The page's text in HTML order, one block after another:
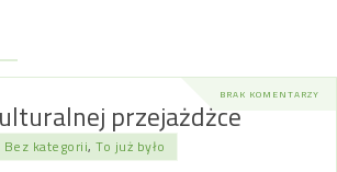
BRAK KOMENTARZY
przejażdżce
Bez kategorii,To już było